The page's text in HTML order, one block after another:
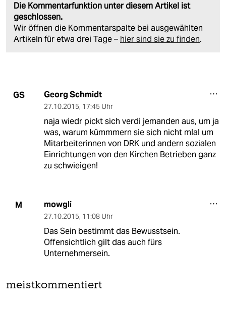
Die Kommentarfunktion unter diesem Artikel ist
geschlossen.
Wir öffnen die Kommentarspalte bei ausgewählten
Artikeln für etwa drei Tage – hier sind sie zu finden.
GS Georg Schmidt
27.10.2015, 17:45 Uhr
naja wiedr pickt sich verdi jemanden aus, um ja
was, warum kümmmern sie sich nicht mlal um
Mitarbeiterinnen von DRK und andern sozialen
Einrichtungen von den Kirchen Betrieben ganz
zu schwieigen!
M mowgli
27.10.2015, 11:08 Uhr
Das Sein bestimmt das Bewusstsein.
Offensichtlich gilt das auch fürs
Unternehmersein.
meistkommentiert